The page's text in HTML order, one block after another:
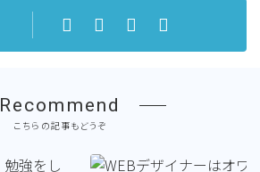
Recommend
こちらの記事もどうぞ